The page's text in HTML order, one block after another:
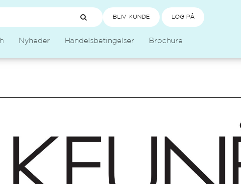
BLIV KUNDE LOG PÅ
Nyheder Handelsbetingelser Brochure